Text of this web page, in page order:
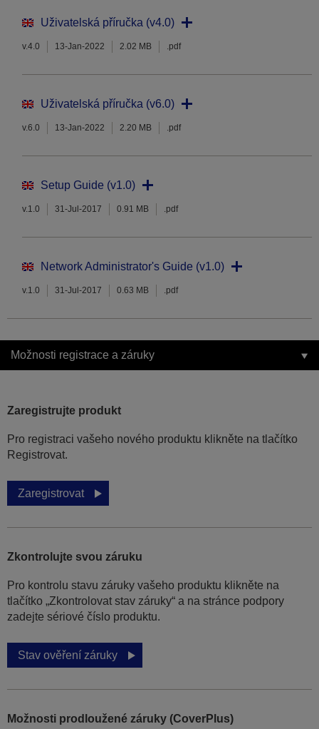
Uživatelská příručka (v4.0)
v.4.0 13-Jan-2022 2.02 MB .pdf
Uživatelská příručka (v6.0)
v.6.0 13-Jan-2022 2.20 MB .pdf
Setup Guide (v1.0)
v.1.0 31-Jul-2017 0.91 MB .pdf
Network Administrator's Guide (v1.0)
v.1.0 31-Jul-2017 0.63 MB .pdf
Možnosti registrace a záruky
Zaregistrujte produkt
Pro registraci vašeho nového produktu klikněte na tlačítko
Registrovat.
Zaregistrovat
Zkontrolujte svou záruku
Pro kontrolu stavu záruky vašeho produktu klikněte na
tlačítko „Zkontrolovat stav záruky“ a na stránce podpory
zadejte sériové číslo produktu.
Stav ověření záruky
Možnosti prodloužené záruky (CoverPlus)